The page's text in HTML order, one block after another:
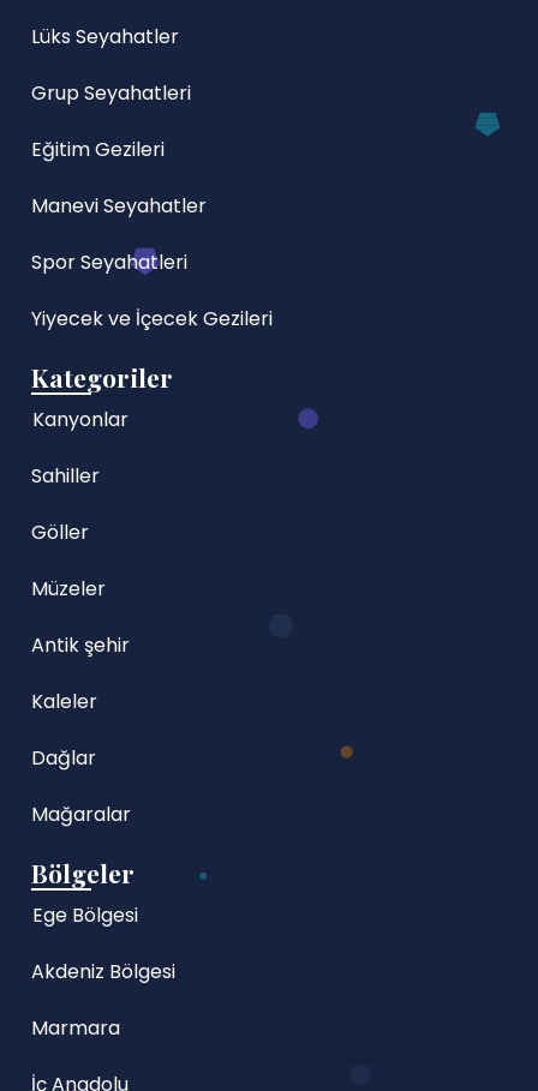
Lüks Seyahatler
Grup Seyahatleri
Eğitim Gezileri
Manevi Seyahatler
Spor Seyahatleri
Yiyecek ve İçecek Gezileri
Kategoriler
Kanyonlar
Sahiller
Göller
Müzeler
Antik şehir
Kaleler
Dağlar
Mağaralar
Bölgeler
Ege Bölgesi
Akdeniz Bölgesi
Marmara
İç Anadolu